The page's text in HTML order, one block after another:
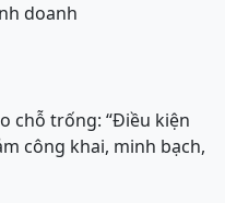
doanh
chỗ trống: “Điều kiện
công khai, minh bạch,